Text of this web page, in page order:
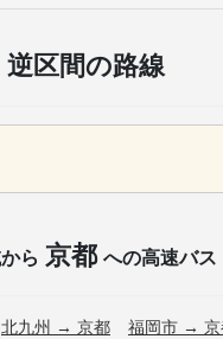
逆区間の路線
ら 京都 への高速バス
北九州 → 京都 福岡市 →